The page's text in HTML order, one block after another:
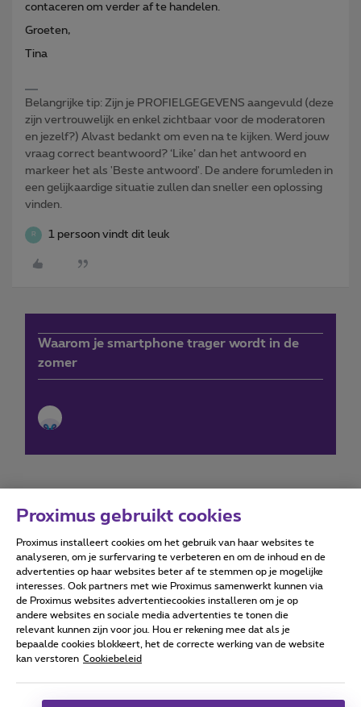
contaceren om verder af te handelen.
Groeten,
Tina
Belangrijke tip: Zijn je PROFIELGEGEVENS aangevuld (deze
zijn vertrouwelijk en enkel zichtbaar voor de moderatoren
en jezelf?) Alvast bedankt om even na te kijken. Werd jouw
vraag correct beantwoord? ‘Like’ dan het antwoord en
markeer het als 'Beste antwoord'. De andere forumleden in
een gelijkaardige situatie zullen dan sneller een oplossing
vinden.
R 1 persoon vindt dit leuk
Waarom je smartphone trager wordt in de
zomer
Forumvoorwaarden Accessibility statement
Alle rechten voorbehouden. © Proximus
Algemene voorwaarden, consumenteninfo
Proximus gebruikt cookies
Proximus installeert cookies om het gebruik van haar websites te
analyseren, om je surfervaring te verbeteren en om de inhoud en de
advertenties op haar websites beter af te stemmen op je mogelijke
interesses. Ook partners met wie Proximus samenwerkt kunnen via
de Proximus websites advertentiecookies installeren om je op
andere websites en sociale media advertenties te tonen die
relevant kunnen zijn voor jou. Hou er rekening mee dat als je
bepaalde cookies blokkeert, het de correcte werking van de website
kan verstoren Cookiebeleid